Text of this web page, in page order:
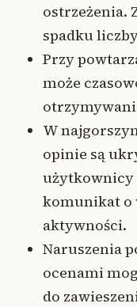
ostrzeżenia.
spadku
Przy
może
W
opinie są
użytkownicy
komunikat o
aktywności.
Naruszenia
ocenami
do